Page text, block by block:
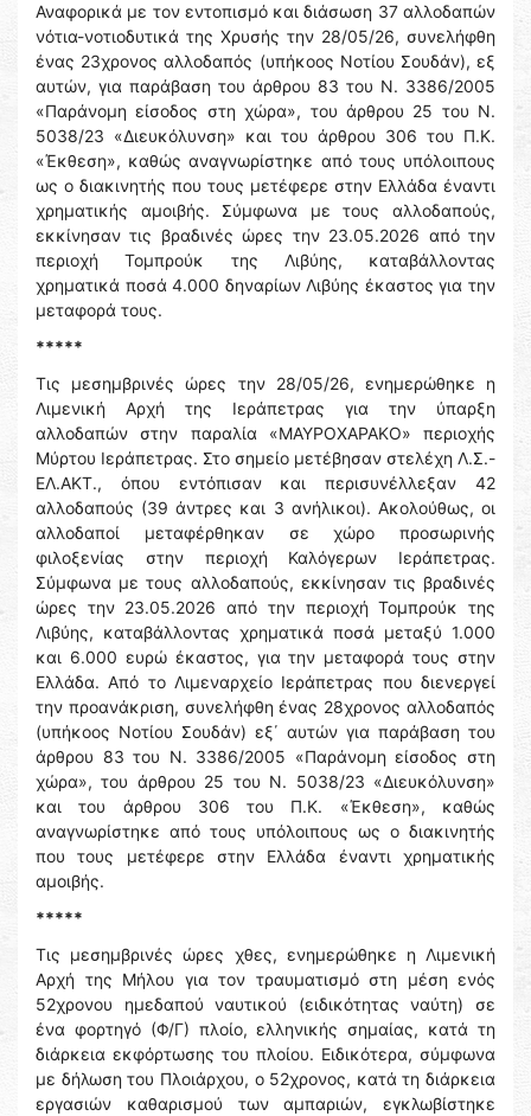
Αναφορικά με τον εντοπισμό και διάσωση 37 αλλοδαπών
νότια-νοτιοδυτικά της Χρυσής την 28/05/26, συνελήφθη
ένας 23χρονος αλλοδαπός (υπήκοος Νοτίου Σουδάν), εξ
αυτών, για παράβαση του άρθρου 83 του Ν. 3386/2005
«Παράνομη είσοδος στη χώρα», του άρθρου 25 του Ν.
5038/23 «Διευκόλυνση» και του άρθρου 306 του Π.Κ.
«Έκθεση», καθώς αναγνωρίστηκε από τους υπόλοιπους
ως ο διακινητής που τους μετέφερε στην Ελλάδα έναντι
χρηματικής αμοιβής. Σύμφωνα με τους αλλοδαπούς,
εκκίνησαν τις βραδινές ώρες την 23.05.2026 από την
περιοχή Τομπρούκ της Λιβύης, καταβάλλοντας
χρηματικά ποσά 4.000 δηναρίων Λιβύης έκαστος για την
μεταφορά τους.
*****
Τις μεσημβρινές ώρες την 28/05/26, ενημερώθηκε η
Λιμενική Αρχή της Ιεράπετρας για την ύπαρξη
αλλοδαπών στην παραλία «ΜΑΥΡΟΧΑΡΑΚΟ» περιοχής
Μύρτου Ιεράπετρας. Στο σημείο μετέβησαν στελέχη Λ.Σ.-
ΕΛ.ΑΚΤ., όπου εντόπισαν και περισυνέλλεξαν 42
αλλοδαπούς (39 άντρες και 3 ανήλικοι). Ακολούθως, οι
αλλοδαποί μεταφέρθηκαν σε χώρο προσωρινής
φιλοξενίας στην περιοχή Καλόγερων Ιεράπετρας.
Σύμφωνα με τους αλλοδαπούς, εκκίνησαν τις βραδινές
ώρες την 23.05.2026 από την περιοχή Τομπρούκ της
Λιβύης, καταβάλλοντας χρηματικά ποσά μεταξύ 1.000
και 6.000 ευρώ έκαστος, για την μεταφορά τους στην
Ελλάδα. Από το Λιμεναρχείο Ιεράπετρας που διενεργεί
την προανάκριση, συνελήφθη ένας 28χρονος αλλοδαπός
(υπήκοος Νοτίου Σουδάν) εξ΄ αυτών για παράβαση του
άρθρου 83 του Ν. 3386/2005 «Παράνομη είσοδος στη
χώρα», του άρθρου 25 του Ν. 5038/23 «Διευκόλυνση»
και του άρθρου 306 του Π.Κ. «Έκθεση», καθώς
αναγνωρίστηκε από τους υπόλοιπους ως ο διακινητής
που τους μετέφερε στην Ελλάδα έναντι χρηματικής
αμοιβής.
*****
Τις μεσημβρινές ώρες χθες, ενημερώθηκε η Λιμενική
Αρχή της Μήλου για τον τραυματισμό στη μέση ενός
52χρονου ημεδαπού ναυτικού (ειδικότητας ναύτη) σε
ένα φορτηγό (Φ/Γ) πλοίο, ελληνικής σημαίας, κατά τη
διάρκεια εκφόρτωσης του πλοίου. Ειδικότερα, σύμφωνα
με δήλωση του Πλοιάρχου, ο 52χρονος, κατά τη διάρκεια
εργασιών καθαρισμού των αμπαριών, εγκλωβίστηκε